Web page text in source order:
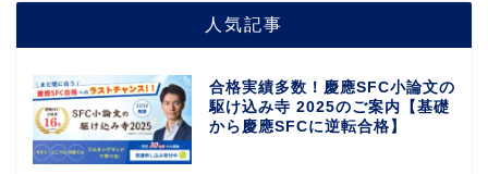
人気記事
合格実績多数！慶應SFC小論文の
駆け込み寺 2025のご案内【基礎
から慶應SFCに逆転合格】